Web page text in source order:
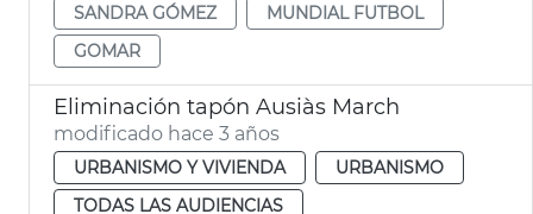
SANDRA GÓMEZ
MUNDIAL FUTBOL
GOMAR
Eliminación tapón Ausiàs March
modificado hace 3 años
URBANISMO Y VIVIENDA
URBANISMO
TODAS LAS AUDIENCIAS